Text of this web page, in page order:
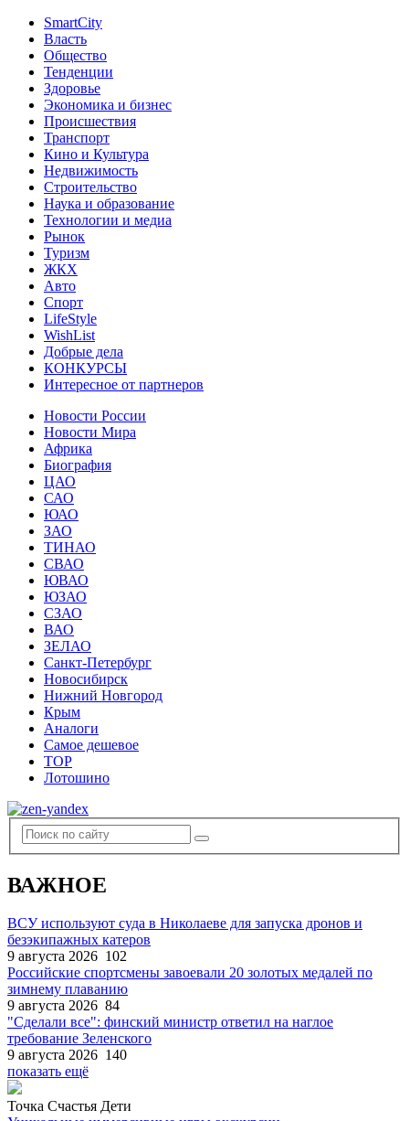
SmartCity
Власть
Общество
Тенденции
Здоровье
Экономика и бизнес
Происшествия
Транспорт
Кино и Культура
Недвижимость
Строительство
Наука и образование
Технологии и медиа
Рынок
Туризм
ЖКХ
Авто
Спорт
LifeStyle
WishList
Добрые дела
КОНКУРСЫ
Интересное от партнеров
Новости России
Новости Мира
Африка
Биография
ЦАО
САО
ЮАО
ЗАО
ТИНАО
СВАО
ЮВАО
ЮЗАО
СЗАО
ВАО
ЗЕЛАО
Санкт-Петербург
Новосибирск
Нижний Новгород
Крым
Аналоги
Самое дешевое
TOP
Лотошино
ВАЖНОЕ
ВСУ используют суда в Николаеве для запуска дронов и
безэкипажных катеров
9 августа 2026 102
Российские спортсмены завоевали 20 золотых медалей по
зимнему плаванию
9 августа 2026 84
"Сделали все": финский министр ответил на наглое
требование Зеленского
9 августа 2026 140
показать ещё
Точка Счастья Дети